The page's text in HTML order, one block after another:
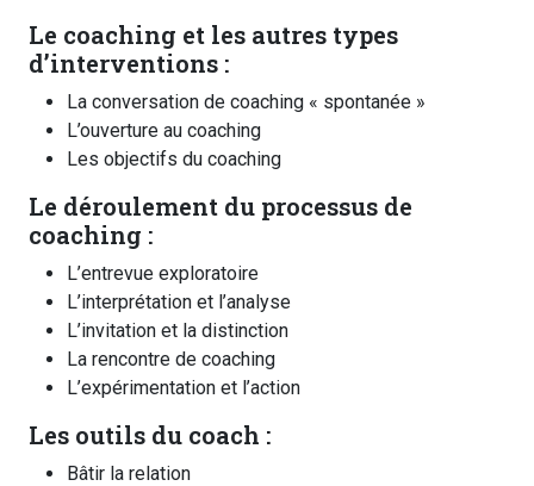
Le coaching et les autres types
d’interventions :
La conversation de coaching « spontanée »
L’ouverture au coaching
Les objectifs du coaching
Le déroulement du processus de
coaching :
L’entrevue exploratoire
L’interprétation et l’analyse
L’invitation et la distinction
La rencontre de coaching
L’expérimentation et l’action
Les outils du coach :
Bâtir la relation